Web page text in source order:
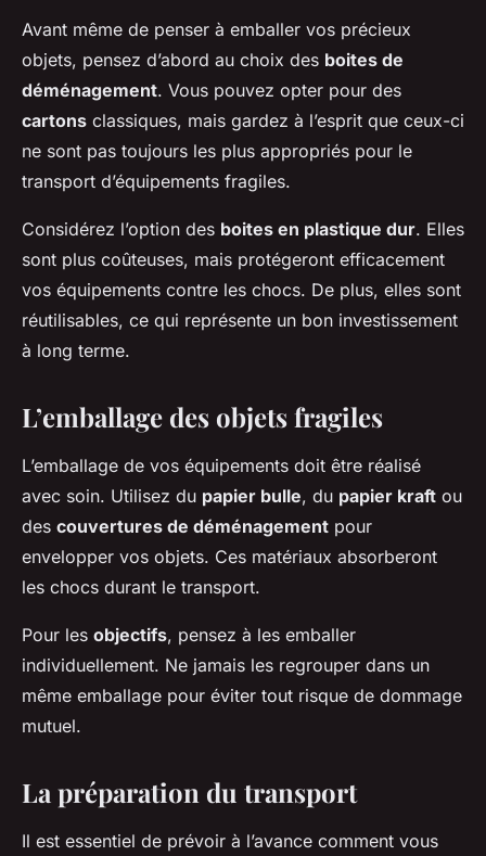
Avant même de penser à emballer vos précieux
objets, pensez d’abord au choix des boites de
déménagement. Vous pouvez opter pour des
cartons classiques, mais gardez à l’esprit que ceux-ci
ne sont pas toujours les plus appropriés pour le
transport d’équipements fragiles.
Considérez l’option des boites en plastique dur. Elles
sont plus coûteuses, mais protégeront efficacement
vos équipements contre les chocs. De plus, elles sont
réutilisables, ce qui représente un bon investissement
à long terme.
L’emballage des objets fragiles
L’emballage de vos équipements doit être réalisé
avec soin. Utilisez du papier bulle, du papier kraft ou
des couvertures de déménagement pour
envelopper vos objets. Ces matériaux absorberont
les chocs durant le transport.
Pour les objectifs, pensez à les emballer
individuellement. Ne jamais les regrouper dans un
même emballage pour éviter tout risque de dommage
mutuel.
La préparation du transport
Il est essentiel de prévoir à l’avance comment vous